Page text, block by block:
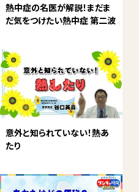
熱中症の名医が解説！まだま
だ気をつけたい熱中症 第二波
意外と知られていない！熱あ
たり